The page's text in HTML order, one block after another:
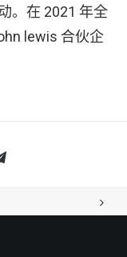
。在 2021 年全
lewis 合伙企